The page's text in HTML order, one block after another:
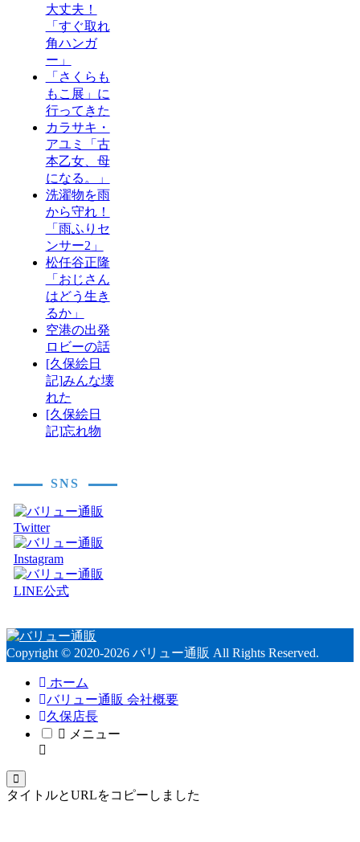
大丈夫！
「すぐ取れ
角ハンガ
ー」
「さくらも
もこ展」に
行ってきた
カラサキ・
アユミ「古
本乙女、母
になる。」
洗濯物を雨
から守れ！
「雨ふりセ
ンサー2」
松任谷正隆
「おじさん
はどう生き
るか」
空港の出発
ロビーの話
[久保絵日
記]みんな壊
れた
[久保絵日
記]忘れ物
SNS
Copyright © 2020-2026 バリュー通販 All Rights Reserved.
ホーム
バリュー通販 会社概要
久保店長
メニュー
タイトルとURLをコピーしました